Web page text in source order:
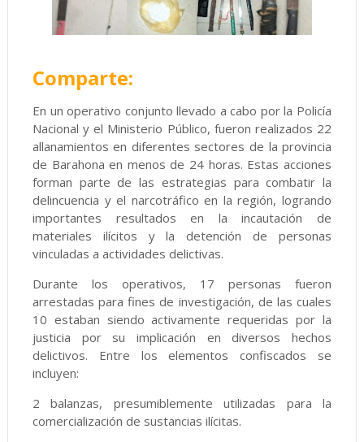
Comparte:
En un operativo conjunto llevado a cabo por la Policía
Nacional y el Ministerio Público, fueron realizados 22
allanamientos en diferentes sectores de la provincia
de Barahona en menos de 24 horas. Estas acciones
forman parte de las estrategias para combatir la
delincuencia y el narcotráfico en la región, logrando
importantes resultados en la incautación de
materiales ilícitos y la detención de personas
vinculadas a actividades delictivas.
Durante los operativos, 17 personas fueron
arrestadas para fines de investigación, de las cuales
10 estaban siendo activamente requeridas por la
justicia por su implicación en diversos hechos
delictivos. Entre los elementos confiscados se
incluyen:
2 balanzas, presumiblemente utilizadas para la
comercialización de sustancias ilícitas.